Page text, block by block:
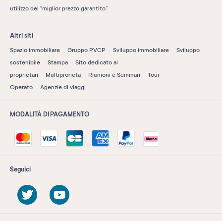
utilizzo del “miglior prezzo garantito”
Altri siti
Spazio immobiliare Gruppo PVCP Sviluppo immobiliare
Sviluppo
sostenibile
Stampa
Sito dedicato ai
proprietari
Multiprorieta Riunioni e Seminari
Tour
Operato
Agenzie di viaggi
MODALITÀ DI PAGAMENTO
Seguici